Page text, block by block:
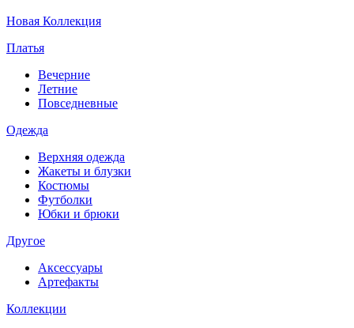
Новая Коллекция
Платья
Вечерние
Летние
Повседневные
Одежда
Верхняя одежда
Жакеты и блузки
Костюмы
Футболки
Юбки и брюки
Другое
Аксессуары
Артефакты
Коллекции